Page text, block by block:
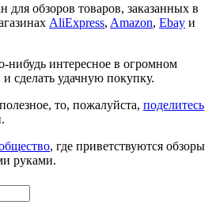
для обзоров товаров, заказанных в
AliExpress, Amazon, Ebay и
нибудь интересное в огромном
сделать удачную покупку.
то, пожалуйста, поделитесь
, где приветствуются обзоры
руками.